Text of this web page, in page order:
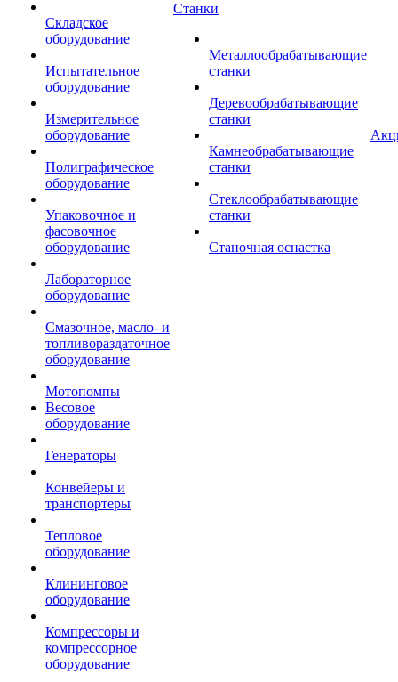
Складское
оборудование
Испытательное
оборудование
Измерительное
оборудование
Полиграфическое
оборудование
Упаковочное и
фасовочное
оборудование
Лабораторное
оборудование
Смазочное, масло- и
топливораздаточное
оборудование
Мотопомпы
Весовое
оборудование
Генераторы
Конвейеры и
транспортеры
Тепловое
оборудование
Клининговое
оборудование
Компрессоры и
компрессорное
оборудование
Станки
Металлообрабатывающие
станки
Деревообрабатывающие
станки
Камнеобрабатывающие
станки
Стеклообрабатывающие
станки
Станочная оснастка